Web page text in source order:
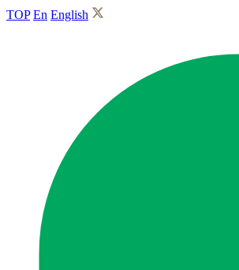
TOP En English